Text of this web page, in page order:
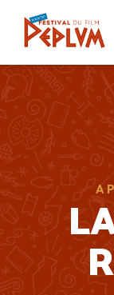
contenu
principal